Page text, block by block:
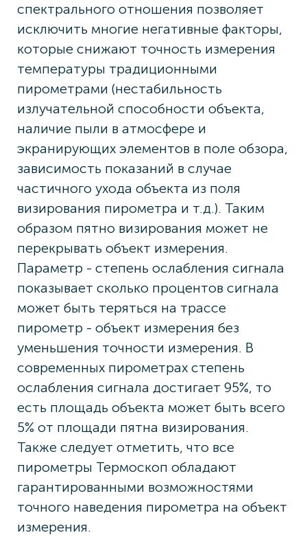
спектрального отношения позволяет
исключить многие негативные факторы,
которые снижают точность измерения
температуры традиционными
пирометрами (нестабильность
излучательной способности объекта,
наличие пыли в атмосфере и
экранирующих элементов в поле обзора,
зависимость показаний в случае
частичного ухода объекта из поля
визирования пирометра и т.д.). Таким
образом пятно визирования может не
перекрывать объект измерения.
Параметр - степень ослабления сигнала
показывает сколько процентов сигнала
может быть теряться на трассе
пирометр - объект измерения без
уменьшения точности измерения. В
современных пирометрах степень
ослабления сигнала достигает 95%, то
есть площадь объекта может быть всего
5% от площади пятна визирования.
Также следует отметить, что все
пирометры Термоскоп обладают
гарантированными возможностями
точного наведения пирометра на объект
измерения.